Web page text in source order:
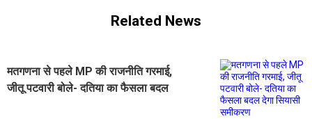
Related News
मतगणना से पहले MP की राजनीति गरमाई,
जीतू पटवारी बोले- दतिया का फैसला बदल